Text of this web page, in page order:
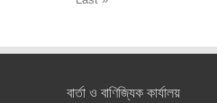
বার্তা ও বাণিজ্যিক কার্যালয়